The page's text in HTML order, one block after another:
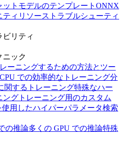
ットモデルのテンプレート ONNX
ティリソース トラブルシューティ
リティ
ニック
ーニングするための方法とツー
CPU での効率的なトレーニング分
関するトレーニング特殊なハー
ング トレーニング用のカスタム
使用したハイパーパラメータ検索
の推論多くの GPU での推論特殊